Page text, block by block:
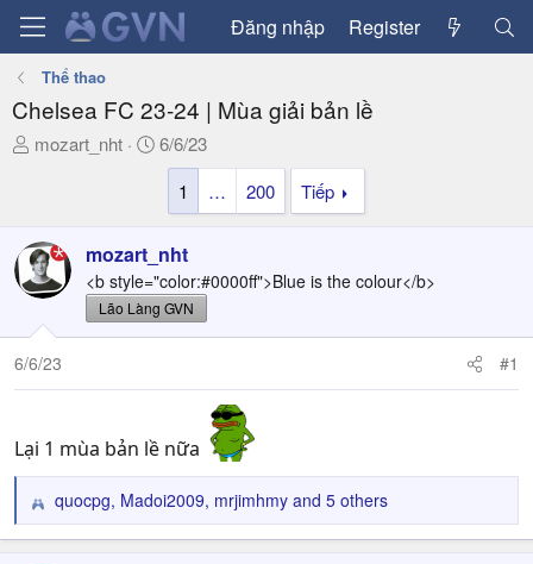
Đăng nhập Register
Thể thao
Chelsea FC 23-24 | Mùa giải bản lề
T
a
d
s
a
r
t
r
mozart_nht
N
ử
i
6/6/23
1
… 200 Tiếp
mozart_nht
<b style="color:#0000ff">Blue is the colour</b>
Lão Làng GVN
6/6/23 #1
Lại 1 mùa bản lề nữa
R
e
quocpg, Madoi2009, mrjimhmy and 5 others